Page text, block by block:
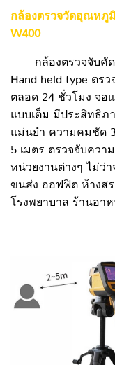
กล้องตรวจวัดอุณหภู
W400
กล้องตรวจจับคั
Hand held type ตร
ตลอด 24 ชั่วโมง จอ
แบบเต็ม มีประสิทธิภ
แม่นยำ ความคมชัด
5 เมตร ตรวจจับควา
หน่วยงานต่างๆ ไม่ว่
ขนส่ง ออฟฟิต ห้างสร
โรงพยาบาล ร้านอา